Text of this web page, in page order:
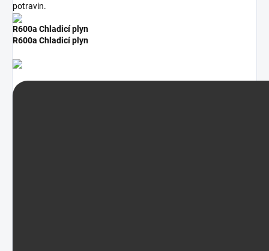
potravin.
R600a Chladicí plyn
R600a Chladicí plyn